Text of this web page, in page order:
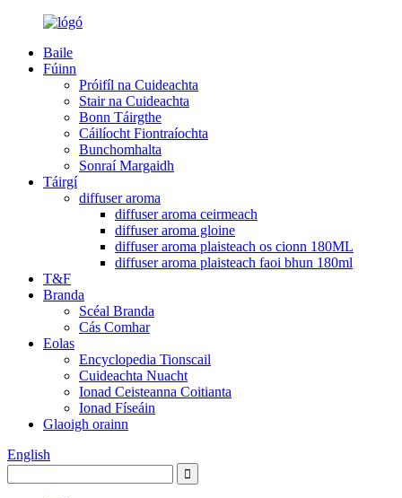
Baile
Fúinn
Próifíl na Cuideachta
Stair na Cuideachta
Bonn Táirgthe
Cáilíocht Fiontraíochta
Bunchomhalta
Sonraí Margaidh
Táirgí
diffuser aroma
diffuser aroma ceirmeach
diffuser aroma gloine
diffuser aroma plaisteach os cionn 180ML
diffuser aroma plaisteach faoi bhun 180ml
T&F
Branda
Scéal Branda
Cás Comhar
Eolas
Encyclopedia Tionscail
Cuideachta Nuacht
Ionad Ceisteanna Coitianta
Ionad Físeáin
Glaoigh orainn
English